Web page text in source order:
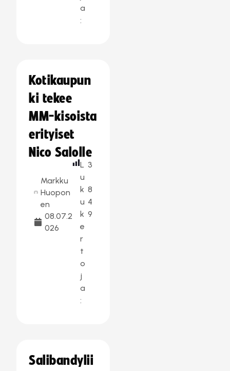
a
:
Kotikaupun
ki tekee
MM-kisoista
erityiset
Nico Salolle
Markku
Huopon
en
08.07.2
026
L
u
k
u
k
e
r
t
o
j
a
:
3
8
4
9
Salibandylii